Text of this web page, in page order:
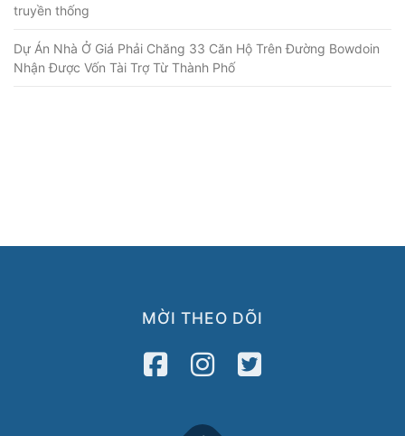
truyền thống
Dự Án Nhà Ở Giá Phải Chăng 33 Căn Hộ Trên Đường Bowdoin
Nhận Được Vốn Tài Trợ Từ Thành Phố
MỜI THEO DÕI